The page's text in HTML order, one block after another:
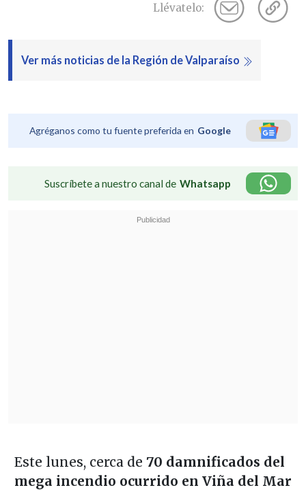
Llévatelo:
Ver más noticias de la Región de Valparaíso
Agréganos como tu fuente preferida en Google
Suscríbete a nuestro canal de Whatsapp
Este lunes, cerca de 70 damnificados del
mega incendio ocurrido en Viña del Mar